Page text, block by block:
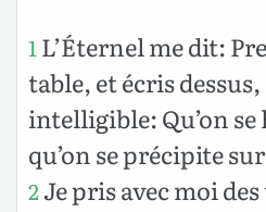
1 L’Éternel me dit:
table, et écris
intelligible: Qu’on
qu’on se précipite
2Je pris avec moi